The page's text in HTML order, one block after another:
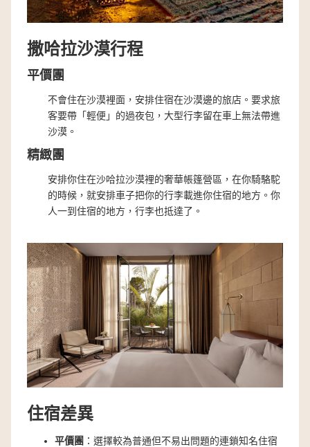
撒哈拉沙漠行程
平價團
不會住在沙漠裡面，安排住宿在沙漠邊的旅店。要求旅
客要帶「輕便」的過夜包，大型行李留在車上無法帶進
沙漠。
精緻團
安排你住在沙哈拉沙漠裡的奢華帳篷營區，在你騎駱駝
的時候，就安排車子把你的行李載進你住宿的地方。你
人一到住宿的地方，行李也抵達了。
住宿差異
平價團 ：選擇較為普通但不易出問題的連鎖知名住宿